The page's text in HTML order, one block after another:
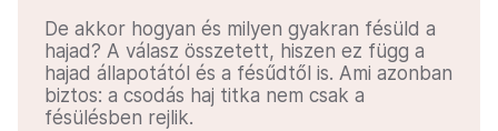
De akkor hogyan és milyen gyakran fésüld a
hajad? A válasz összetett, hiszen ez függ a
hajad állapotától és a fésűdtől is. Ami azonban
biztos: a csodás haj titka nem csak a
fésülésben rejlik.